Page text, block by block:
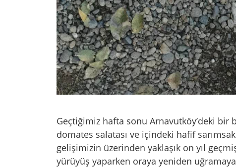
Geçtiğimiz hafta sonu Arnavutköy’deki bir
domates salatası ve içindeki hafif
gelişimizin üzerinden yaklaşık on yıl
yürüyüş yaparken oraya yeniden uğramaya